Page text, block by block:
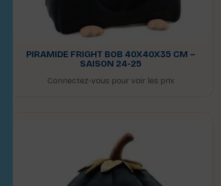
PIRAMIDE FRIGHT BOB 40X40X35 CM –
SAISON 24-25
Connectez-vous pour voir les prix